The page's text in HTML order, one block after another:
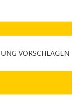
VORSCHLAGEN